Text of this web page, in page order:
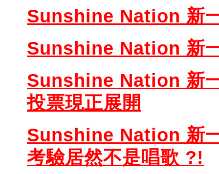
Sunshine Nation 新
Sunshine Nation 新
Sunshine Nation 新
投票現正展開
Sunshine Nation 新
考驗居然不是唱歌 ?!